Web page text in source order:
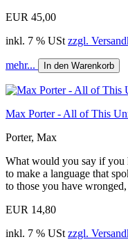
EUR 45,00
inkl. 7 % USt zzgl.
mehr... In den Warenkorb
Max Porter - All of This
Porter, Max
What would you say if you
to make a language that
to those you have
EUR 14,80
inkl. 7 % USt zzgl.